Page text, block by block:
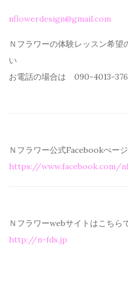
nflowerdesign@gmail.com
Ｎフラワーの体験レッスン希望
い
お電話の場合は 090-4013-
Ｎフラワー公式Facebookぺージ
https://www.facebook.com/
Ｎフラワーwebサイトはこちら
http://n-fds.jp